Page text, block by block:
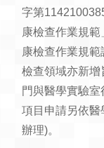
字第
康檢查作業規
康檢查作業規
檢查領域亦新增
門與醫學實驗
項目申請另依
辦理)。